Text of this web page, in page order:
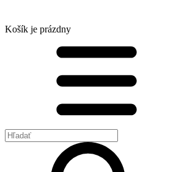
Košík je prázdny